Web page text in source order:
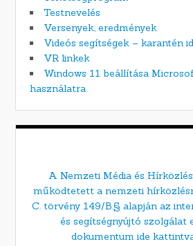
Testnevelés
Versenyek, eredmények
Videós segítségek – karantén
VR linkek
Windows 11 beállítása
használatra
A Nemzeti Média és
működtetett a nemzeti
C. törvény 149/B.§ alapján az
és segítségnyújtó szolgálat
dokumentum ide